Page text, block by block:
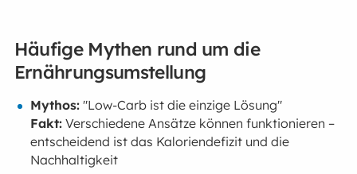
Häufige Mythen rund um die
Ernährungsumstellung
Mythos:"Low-Carb ist die einzige Lösung"
Fakt:Verschiedene Ansätze können funktionieren –
entscheidend ist das Kaloriendefizit und die
Nachhaltigkeit